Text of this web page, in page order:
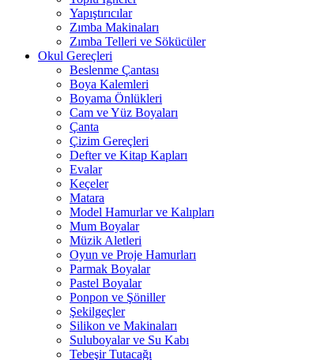
Yapıştırıcılar
Zımba Makinaları
Zımba Telleri ve Sökücüler
Okul Gereçleri
Beslenme Çantası
Boya Kalemleri
Boyama Önlükleri
Cam ve Yüz Boyaları
Çanta
Çizim Gereçleri
Defter ve Kitap Kapları
Evalar
Keçeler
Matara
Model Hamurlar ve Kalıpları
Mum Boyalar
Müzik Aletleri
Oyun ve Proje Hamurları
Parmak Boyalar
Pastel Boyalar
Ponpon ve Şöniller
Şekilgeçler
Silikon ve Makinaları
Suluboyalar ve Su Kabı
Tebeşir Tutacağı